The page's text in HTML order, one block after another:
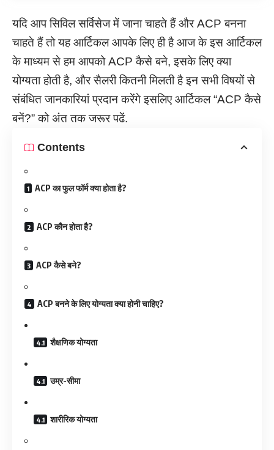
यदि आप सिविल सर्विसेज में जाना चाहते हैं और ACP बनना
चाहते हैं तो यह आर्टिकल आपके लिए ही है आज के इस आर्टिकल
के माध्यम से हम आपको ACP कैसे बने, इसके लिए क्या
योग्यता होती है, और सैलरी कितनी मिलती है इन सभी विषयों से
संबंधित जानकारियां प्रदान करेंगे इसलिए आर्टिकल “ACP कैसे
बनें?” को अंत तक जरूर पढें.
Contents
ACP का फुल फॉर्म क्या होता है?
ACP कौन होता है?
ACP कैसे बने?
ACP बनने के लिए योग्यता क्या होनी चाहिए?
शैक्षणिक योग्यता
उम्र-सीमा
शारीरिक योग्यता